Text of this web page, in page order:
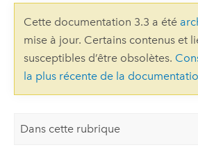
Cette documentation 3.3 a été
mise à jour. Certains contenus et
susceptibles d’être obsolètes.
la plus récente de la
Dans cette rubrique